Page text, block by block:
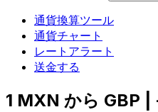
通貨換算ツール
通貨チャート
レートアラート
送金する
1 MXN から GBP